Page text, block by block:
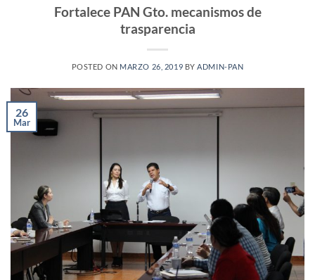
Fortalece PAN Gto. mecanismos de
trasparencia
POSTED ON MARZO 26, 2019 BYADMIN-PAN
26
Mar